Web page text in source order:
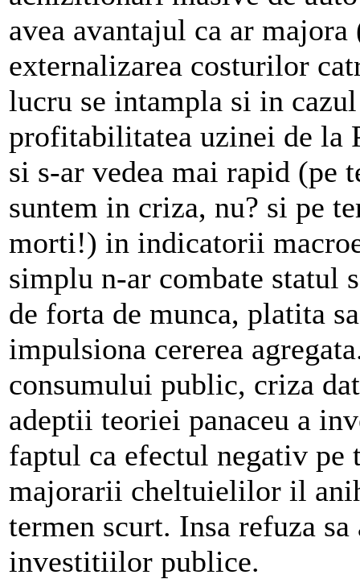
avea avantajul ca ar
externalizarea costurilor
lucru se intampla si in
profitabilitatea uzinei de la
si s-ar vedea mai rapid (pe
suntem in criza, nu? si pe
morti!) in indicatorii
simplu n-ar combate statul
de forta de munca, platita
impulsiona cererea
consumului public, criza
adeptii teoriei panaceu a
faptul ca efectul negativ
majorarii cheltuielilor il
termen scurt. Insa refuza
investitiilor publice.